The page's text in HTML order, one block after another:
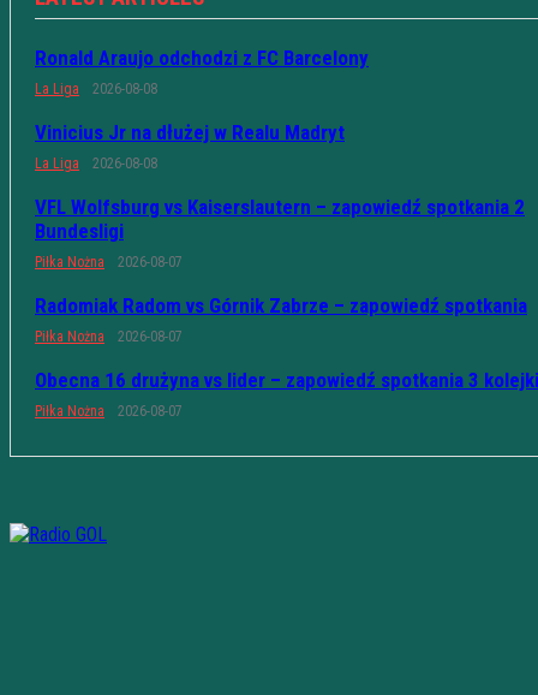
Ronald Araujo odchodzi z FC Barcelony
La Liga 2026-08-08
Vinicius Jr na dłużej w Realu Madryt
La Liga 2026-08-08
VFL Wolfsburg vs Kaiserslautern – zapowiedź spotkania 2
Bundesligi
Piłka Nożna 2026-08-07
Radomiak Radom vs Górnik Zabrze – zapowiedź spotkania
Piłka Nożna 2026-08-07
Obecna 16 drużyna vs lider – zapowiedź spotkania 3 kolejki
Piłka Nożna 2026-08-07